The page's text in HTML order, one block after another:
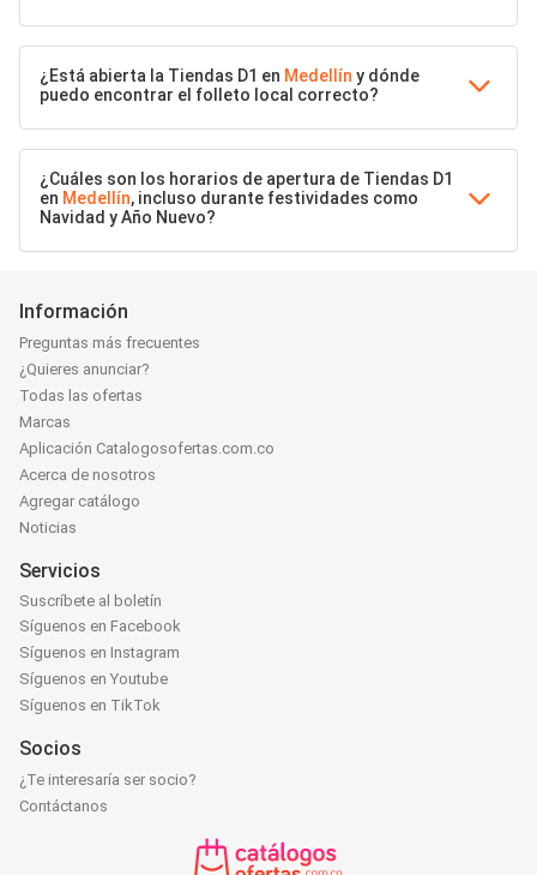
¿Está abierta la Tiendas D1 en Medellín y dónde
puedo encontrar el folleto local correcto?
¿Cuáles son los horarios de apertura de Tiendas D1
en Medellín, incluso durante festividades como
Navidad y Año Nuevo?
Información
Preguntas más frecuentes
¿Quieres anunciar?
Todas las ofertas
Marcas
Aplicación Catalogosofertas.com.co
Acerca de nosotros
Agregar catálogo
Noticias
Servicios
Suscríbete al boletín
Síguenos en Facebook
Síguenos en Instagram
Síguenos en Youtube
Síguenos en TikTok
Socios
¿Te interesaría ser socio?
Contáctanos